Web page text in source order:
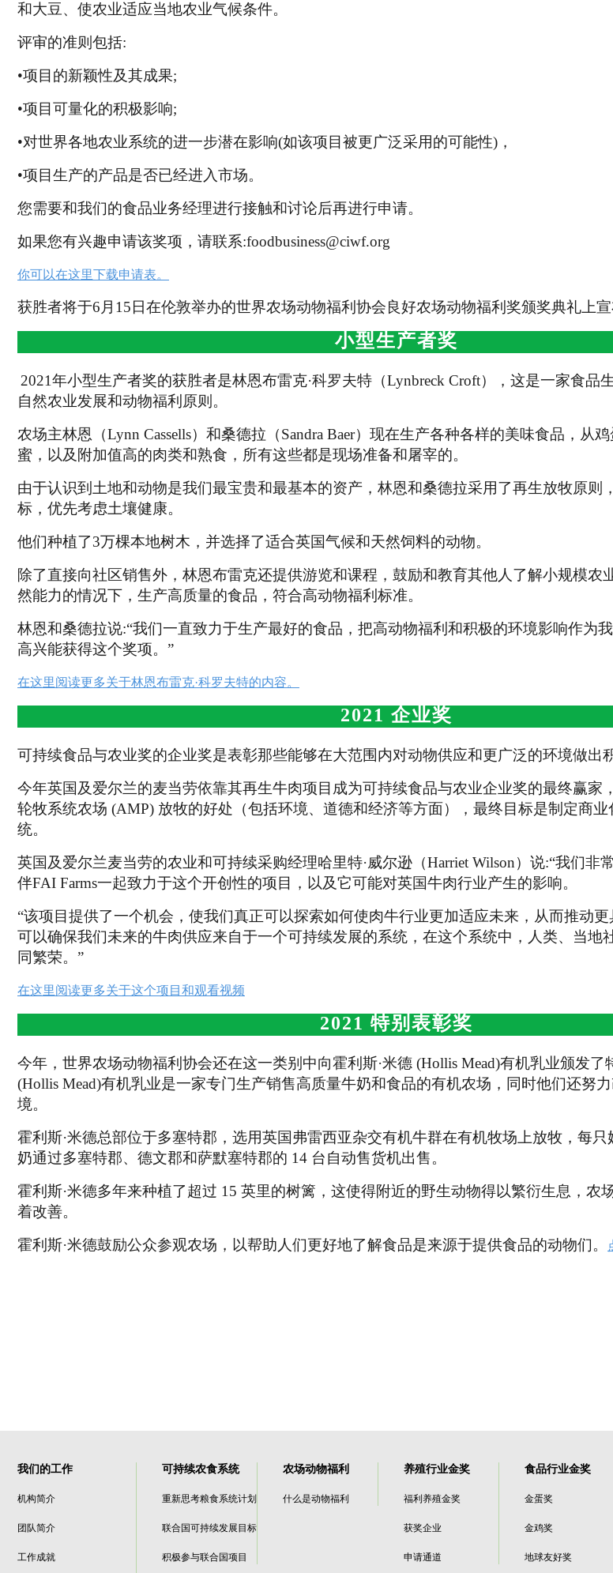
和大豆、使农业适应当地农业气候条件。
评审的准则包括:
•项目的新颖性及其成果;
•项目可量化的积极影响;
•对世界各地农业系统的进一步潜在影响(如该项目被更广泛采用的可能性)，
•项目生产的产品是否已经进入市场。
您需要和我们的食品业务经理进行接触和讨论后再进行申请。
如果您有兴趣申请该奖项，请联系:foodbusiness@ciwf.org
你可以在这里下载申请表。
获胜者将于6月15日在伦敦举办的世界农场动物福利协会良好农场动物福利奖颁奖典礼上宣
小型生产者奖
2021年小型生产者奖的获胜者是林恩布雷克·科罗夫特（Lynbreck Croft），这是一家食品
自然农业发展和动物福利原则。
农场主林恩（Lynn Cassells）和桑德拉（Sandra Baer）现在生产各种各样的美味食品，从
蜜，以及附加值高的肉类和熟食，所有这些都是现场准备和屠宰的。
由于认识到土地和动物是我们最宝贵和最基本的资产，林恩和桑德拉采用了再生放牧原则
标，优先考虑土壤健康。
他们种植了3万棵本地树木，并选择了适合英国气候和天然饲料的动物。
除了直接向社区销售外，林恩布雷克还提供游览和课程，鼓励和教育其他人了解小规模农
然能力的情况下，生产高质量的食品，符合高动物福利标准。
林恩和桑德拉说:“我们一直致力于生产最好的食品，把高动物福利和积极的环境影响作为
高兴能获得这个奖项。”
在这里阅读更多关于林恩布雷克·科罗夫特的内容。
2021 企业奖
可持续食品与农业奖的企业奖是表彰那些能够在大范围内对动物供应和更广泛的环境做出
今年英国及爱尔兰的麦当劳依靠其再生牛肉项目成为可持续食品与农业企业奖的最终赢家
轮牧系统农场 (AMP) 放牧的好处（包括环境、道德和经济等方面），最终目标是制定商
统。
英国及爱尔兰麦当劳的农业和可持续采购经理哈里特·威尔逊（Harriet Wilson）说:“我们非
伴FAI Farms一起致力于这个开创性的项目，以及它可能对英国牛肉行业产生的影响。
“该项目提供了一个机会，使我们真正可以探索如何使肉牛行业更加适应未来，从而推动
可以确保我们未来的牛肉供应来自于一个可持续发展的系统，在这个系统中，人类、当地
同繁荣。”
在这里阅读更多关于这个项目和观看视频
2021 特别表彰奖
今年，世界农场动物福利协会还在这一类别中向霍利斯·米德 (Hollis Mead)有机乳业颁发了
(Hollis Mead)有机乳业是一家专门生产销售高质量牛奶和食品的有机农场，同时他们还努
境。
霍利斯·米德总部位于多塞特郡，选用英国弗雷西亚杂交有机牛群在有机牧场上放牧，每
奶通过多塞特郡、德文郡和萨默塞特郡的 14 台自动售货机出售。
霍利斯·米德多年来种植了超过 15 英里的树篱，这使得附近的野生动物得以繁衍生息，农
着改善。
霍利斯·米德鼓励公众参观农场，以帮助人们更好地了解食品是来源于提供食品的动物们。
我们的工作
机构简介
团队简介
工作成就
可持续农食系统
重新思考粮食系统计划
联合国可持续发展目标
积极参与联合国项目
农场动物福利
什么是动物福利
养殖行业金奖
福利养殖金奖
获奖企业
申请通道
食品行业金奖
金蛋奖
金鸡奖
地球友好奖